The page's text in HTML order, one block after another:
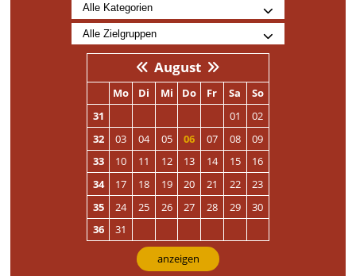
August
Mo Di Mi Do Fr Sa
So
31
01
02
32
03 04 05 06 07 08
09
33
10 11 12 13 14 15
16
34
17 18 19 20 21 22
23
35
24 25 26 27 28 29
30
36
31
anzeigen